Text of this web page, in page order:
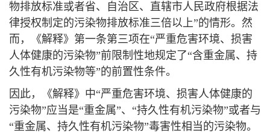
物排放标准或者省、自治区、直辖市人民政府根据法
律授权制定的污染物排放标准三倍以上”的情形。然
而，《解释》第一条第三项在“严重危害环境、损害
人体健康的污染物”前限制性地规定了“含重金属、持
久性有机污染物等”的前置性条件。
因此，《解释》中“严重危害环境、损害人体健康的
污染物”应当是“重金属”、“持久性有机污染物”或者与
“重金属、持久性有机污染物”毒害性相当的污染物。